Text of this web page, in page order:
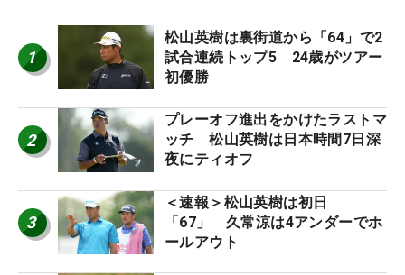
1
松山英樹は裏街道から「64」で2
試合連続トップ5 24歳がツアー
初優勝
2
プレーオフ進出をかけたラストマ
ッチ 松山英樹は日本時間7日深
夜にティオフ
3
＜速報＞松山英樹は初日
「67」 久常涼は4アンダーでホ
ールアウト